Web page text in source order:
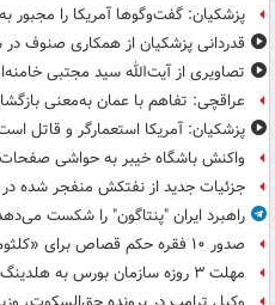
پزشکیان: گفت‌وگوها آمریکا را مجبور
قدردانی پزشکیان از همکاری صنوف
تصاویری از آیت‌الله سید مجتبی
عراقچی: تفاهم با عمان به‌معنی
پزشکیان: آمریکا استعمارگر و قاتل
واکنش باشگاه خیبر به حواشی
جزئیات جدید از نفتکش منفجر شده
راهبرد ایران "پنتاگون" را شکست
صدور ۱۰ فقره حکم قصاص برای «کلثوم اکبری»
مهلت ۳ روزه سازمان بورس به هلدینگ خلیج فارس